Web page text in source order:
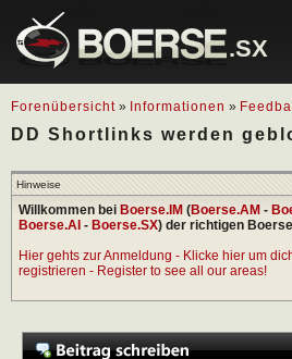
.SX
Forenübersicht » Informationen »
DD Shortlinks werden
Hinweise
Willkommen bei Boerse.IM (Boerse.AM -
Boerse.AI - Boerse.SX) der richtigen
Hier gehts zur Anmeldung - Klicke hier um
registrieren - Register to see all our areas!